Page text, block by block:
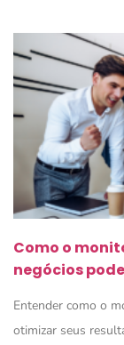
Como o
negócios
Entender como o
otimizar seus